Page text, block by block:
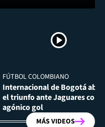
FÚTBOL COLOMBIANO
Internacional de Bogotá
el triunfo ante Jaguares con
agónico gol
MÁS VIDEOS